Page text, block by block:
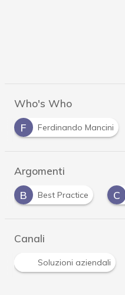
Who's Who
F
Ferdinando Mancini
Argomenti
C
cyber risk F
Canali
Soluzioni aziendali